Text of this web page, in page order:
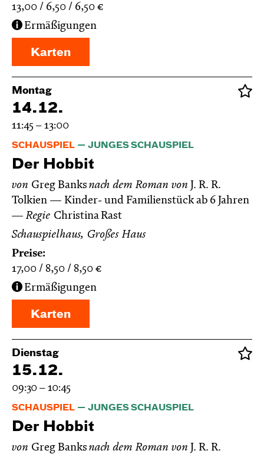
13,00
6,50 6,50 €
Ermäßigungen
Karten
Montag
14.12.
11:45 – 13:00
SCHAUSPIEL JUNGES SCHAUSPIEL
Der Hobbit
von Greg Banks nach dem Roman von J. R. R.
Tolkien
Kinder- und Familienstück ab 6 Jahren
Regie Christina Rast
Schauspielhaus, Großes Haus
Preise:
17,00
8,50 8,50 €
Ermäßigungen
Karten
Dienstag
15.12.
09:30 – 10:45
SCHAUSPIEL JUNGES SCHAUSPIEL
Der Hobbit
von Greg Banks nach dem Roman von J. R. R.